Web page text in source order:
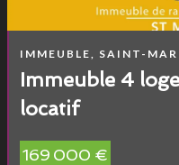
IMMEUBLE, SAINT-
Immeuble 4
locatif
169 000 €